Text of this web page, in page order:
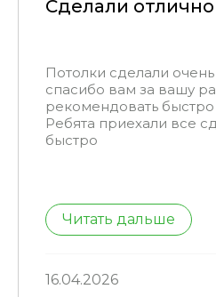
Сделали отлично
Потолки сделали
спасибо вам за вашу
рекомендовать
Ребята приехали все
быстро
Читать дальше
16.04.2026